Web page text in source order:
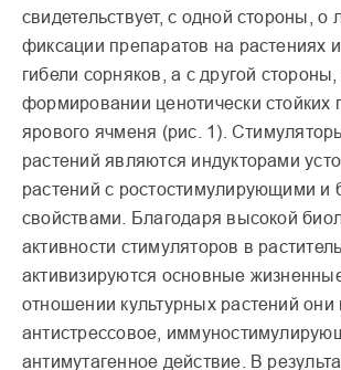
свидетельствует, с одной стороны, о
фиксации препаратов на растениях
гибели сорняков, а с другой стороны,
формировании ценотически стойких
ярового ячменя (рис. 1).
растений являются индукторами
растений с ростостимулирующими и
свойствами. Благодаря высокой
активности стимуляторов в
активизируются основные
отношении культурных растений
антистрессовое,
антимутагенное действие. В